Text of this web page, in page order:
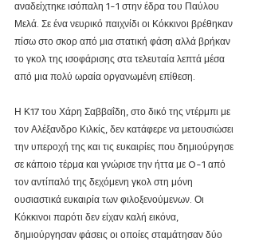
αναδείχτηκε ισόπαλη 1-1 στην έδρα του Παύλου
Μελά. Σε ένα νευρικό παιχνίδι οι Κόκκινοι βρέθηκαν
πίσω στο σκορ από μια στατική φάση αλλά βρήκαν
το γκολ της ισοφάρισης στα τελευταία λεπτά μέσα
από μια πολύ ωραία οργανωμένη επίθεση.
Η Κ17 του Χάρη Σαββαΐδη, στο δικό της ντέρμπι με
τον Αλέξανδρο Κιλκίς, δεν κατάφερε να μετουσιώσει
την υπεροχή της και τις ευκαιρίες που δημιούργησε
σε κάποιο τέρμα και γνώρισε την ήττα με 0-1 από
τον αντίπαλό της δεχόμενη γκολ στη μόνη
ουσιαστικά ευκαιρία των φιλοξενούμενων. Οι
Κόκκινοι παρότι δεν είχαν καλή εικόνα,
δημιούργησαν φάσεις οι οποίες σταμάτησαν δύο